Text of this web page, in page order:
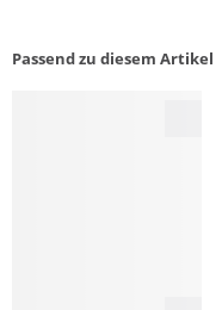
Passend zu diesem Artikel